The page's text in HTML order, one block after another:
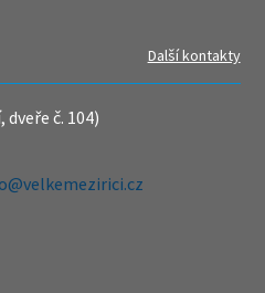
Další kontakty
č. 104)